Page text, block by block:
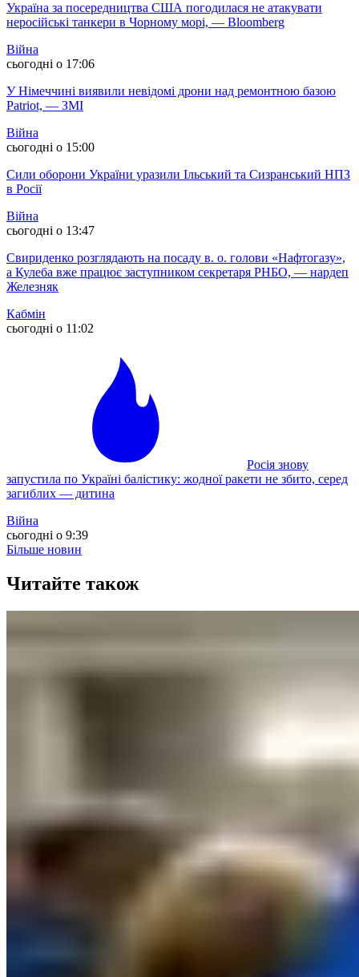
Україна за посередництва США погодилася не атакувати
неросійські танкери в Чорному морі, — Bloomberg
Війна
сьогодні о 17:06
У Німеччині виявили невідомі дрони над ремонтною базою
Patriot, — ЗМІ
Війна
сьогодні о 15:00
Сили оборони України уразили Ільський та Сизранський НПЗ
в Росії
Війна
сьогодні о 13:47
Свириденко розглядають на посаду в. о. голови «Нафтогазу»,
а Кулеба вже працює заступником секретаря РНБО, — нардеп
Железняк
Кабмін
сьогодні о 11:02
Росія знову
запустила по Україні балістику: жодної ракети не збито, серед
загиблих — дитина
Війна
сьогодні о 9:39
Більше новин
Читайте також